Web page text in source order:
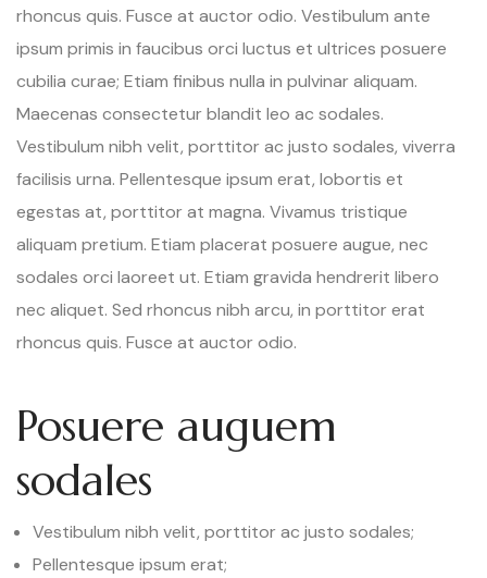
rhoncus quis. Fusce at auctor odio. Vestibulum ante
ipsum primis in faucibus orci luctus et ultrices posuere
cubilia curae; Etiam finibus nulla in pulvinar aliquam.
Maecenas consectetur blandit leo ac sodales.
Vestibulum nibh velit, porttitor ac justo sodales, viverra
facilisis urna. Pellentesque ipsum erat, lobortis et
egestas at, porttitor at magna. Vivamus tristique
aliquam pretium. Etiam placerat posuere augue, nec
sodales orci laoreet ut. Etiam gravida hendrerit libero
nec aliquet. Sed rhoncus nibh arcu, in porttitor erat
rhoncus quis. Fusce at auctor odio.
Posuere auguem
sodales
Vestibulum nibh velit, porttitor ac justo sodales;
Pellentesque ipsum erat;